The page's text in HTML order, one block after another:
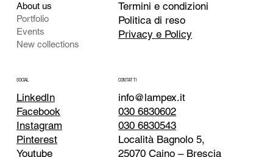
About us
Portfolio
Events
New collections
Termini e condizioni
Politica di reso
Privacy e Policy
SOCIAL
LinkedIn
Facebook
Instagram
Pinterest
Youtube
CONTATTI
info@lampex.it
030 6830602
030 6830543
Località Bagnolo 5,
25070 Caino – Brescia